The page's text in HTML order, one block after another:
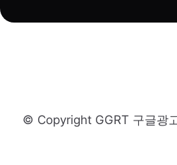
© Copyright GGRT 구글광